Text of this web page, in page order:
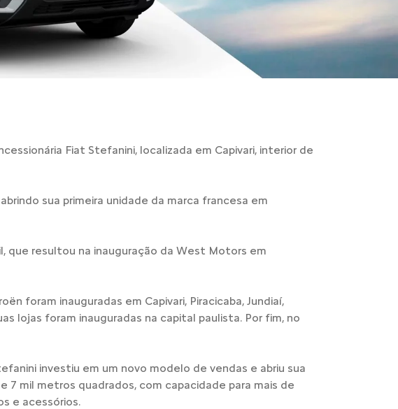
Fiat Stefanini, localizada em Capivari, interior de
sua primeira unidade da marca francesa em
que resultou na inauguração da West Motors em
foram inauguradas em Capivari, Piracicaba, Jundiaí,
lojas foram inauguradas na capital paulista. Por fim, no
investiu em um novo modelo de vendas e abriu sua
7 mil metros quadrados, com capacidade para mais de
e acessórios.